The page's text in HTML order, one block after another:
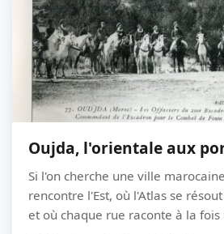
Oujda, l'orientale aux
Si l'on cherche une ville
rencontre l'Est, où l'Atlas se
et où chaque rue raconte à la